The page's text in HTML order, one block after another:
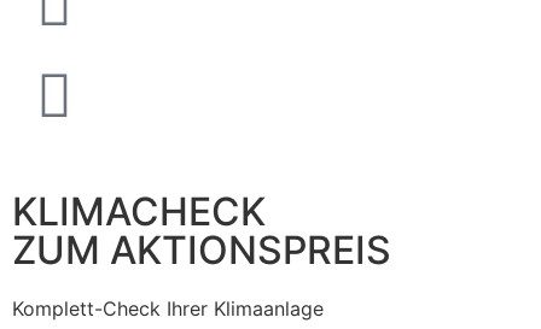
KLIMACHECK
ZUM AKTIONSPREIS
Komplett-Check Ihrer Klimaanlage